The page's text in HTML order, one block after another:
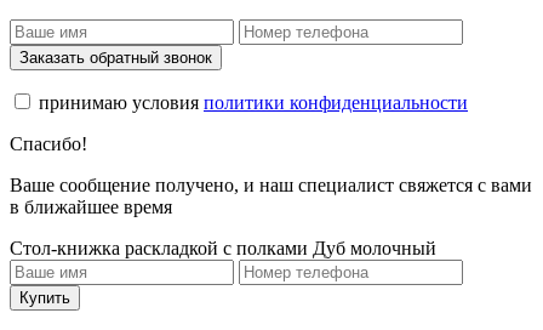
Заказать обратный звонок
принимаю условия политики конфиденциальности
Спасибо!
Ваше сообщение получено, и наш специалист свяжется с вами
в ближайшее время
Стол-книжка раскладкой с полками Дуб молочный
Купить